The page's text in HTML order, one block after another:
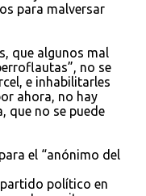
para malversar
que algunos mal
no se
e inhabilitarles
ahora, no hay
que no se puede
el “anónimo del
político en